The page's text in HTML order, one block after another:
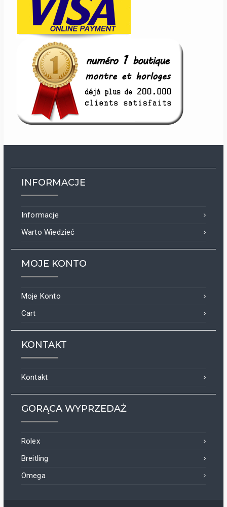
INFORMACJE
Informacje
Warto Wiedzieć
MOJE KONTO
Moje Konto
Cart
KONTAKT
Kontakt
GORĄCA WYPRZEDAŻ
Rolex
Breitling
Omega